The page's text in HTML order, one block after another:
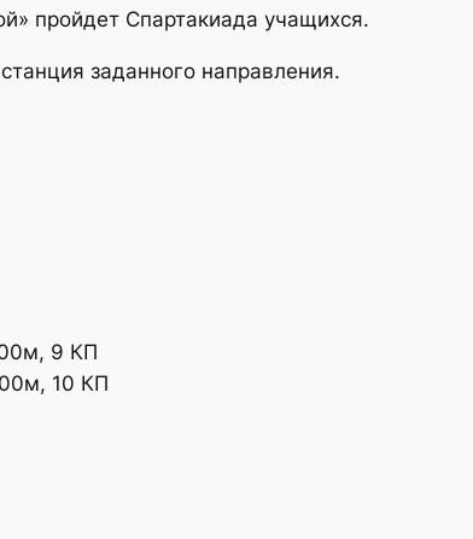
пройдет Спартакиада учащихся.
заданного направления.
9 КП
10 КП